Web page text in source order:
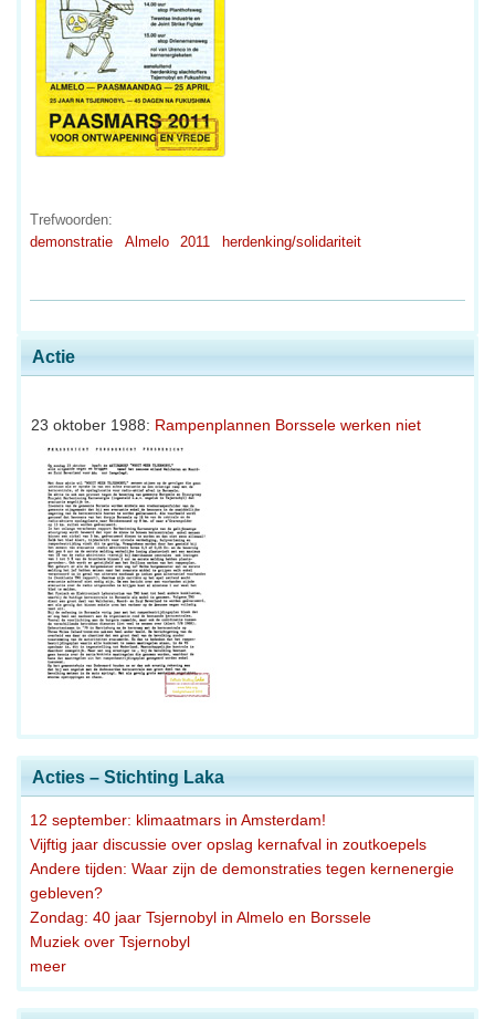
Actie
23 oktober 1988: Rampenplannen Borssele werken niet
Acties – Stichting Laka
12 september: klimaatmars in Amsterdam!
Vijftig jaar discussie over opslag kernafval in zoutkoepels
Andere tijden: Waar zijn de demonstraties tegen kernenergie
gebleven?
Zondag: 40 jaar Tsjernobyl in Almelo en Borssele
Muziek over Tsjernobyl
meer
Trefwoorden:
demonstratie
Almelo 2011 herdenking/solidariteit